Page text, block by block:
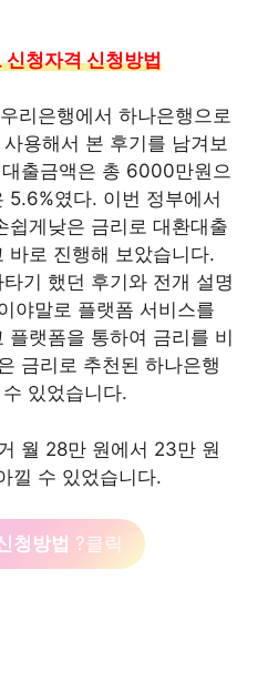
신청자격 신청방법
리은행에서 하나은행으로
용해서 본 후기를 남겨보
출금액은 총 6000만원으
5.6%였다. 이번 정부에서
쉽게낮은 금리로 대환대출
바로 진행해 보았습니다.
기 했던 후기와 전개 설명
야말로 플랫폼 서비스를
플랫폼을 통하여 금리를 비
금리로 추천된 하나은행
있었습니다.
월 28만 원에서 23만 원
낄 수 있었습니다.
청방법 ?클릭